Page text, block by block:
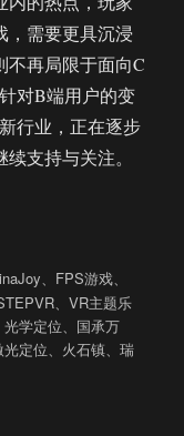
，需要更具沉浸
不再局限于面向C
对B端用户的变
行业，正在逐步
支持与关注。
、 FPS游戏、
、VR主题乐
光学定位、 国承万
光定位、 火石镇、瑞